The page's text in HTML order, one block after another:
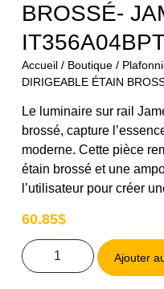
BROSSÉ-
Accueil/ Boutique/
DIRIGEABLE ÉTAIN
Le luminaire sur rail
brossé, capture
moderne. Cette pièce
étain brossé et une
l’utilisateur pour créer
60.85$
Ajouter